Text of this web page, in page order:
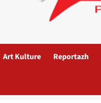
Art Kulture Reportazh